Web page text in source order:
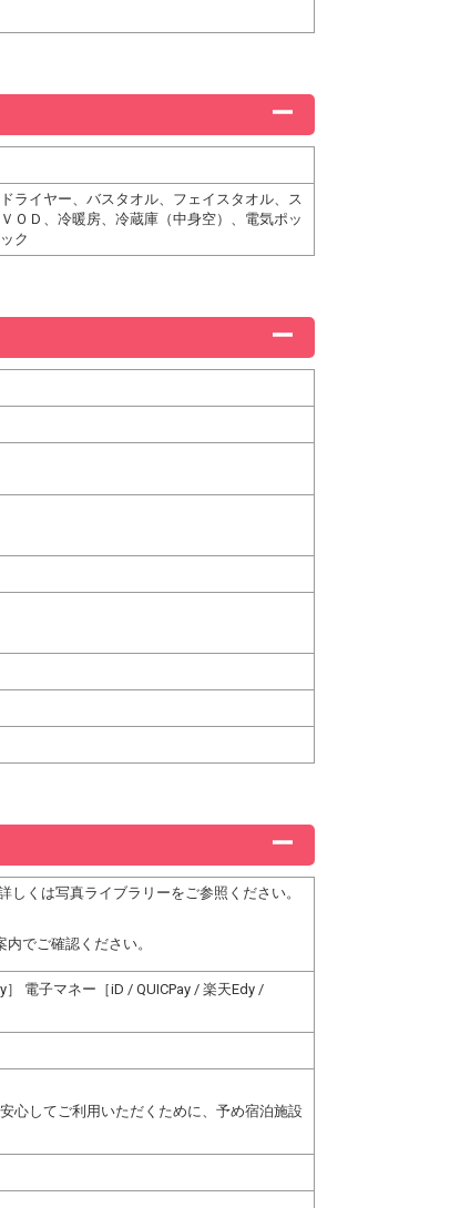
ライヤー、バスタオル、フェイスタオル、ス
ＯＤ、冷暖房、冷蔵庫（中身空）、電気ポッ
ク
くは写真ライブラリーをご参照ください。
でご確認ください。
電子マネー［iD / QUICPay / 楽天Edy /
心してご利用いただくために、予め宿泊施設